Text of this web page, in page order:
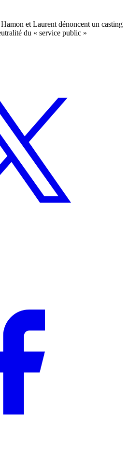
et Laurent dénoncent un casting
du « service public »